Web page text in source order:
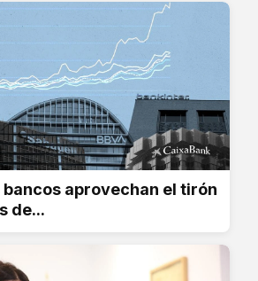
aprovechan el tirón
de...